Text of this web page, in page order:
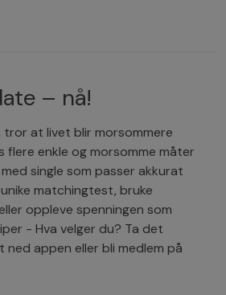
– nå!
tror at livet blir morsommere
flere enkle og morsomme måter
single som passer akkurat
matchingtest, bruke
oppleve spenningen som
- Hva velger du? Ta det
appen eller bli medlem på